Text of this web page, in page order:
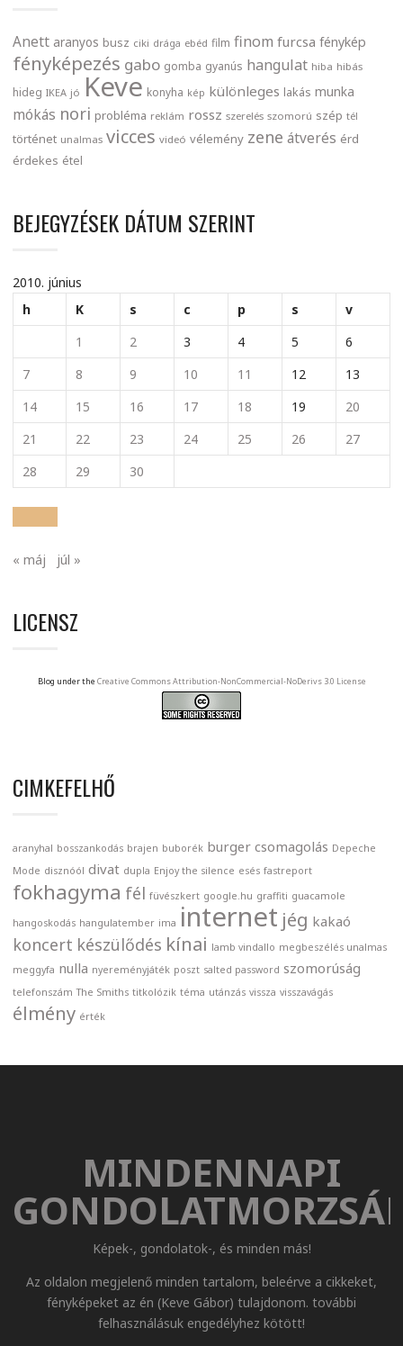
Anett aranyos busz ciki drága ebéd film finom furcsa fénykép
fényképezés gabo gomba gyanús hangulat hiba hibás
hideg IKEA jó Keve konyha kép különleges lakás munka
mókás nori probléma reklám rossz szerelés szomorú szép tél
történet unalmas vicces videó vélemény zene átverés érd
érdekes étel
BEJEGYZÉSEK DÁTUM SZERINT
2010. június
h
K s c p s
v
1
2 3 4 5
6
7
8 9 10 11 12
13
14
15 16 17 18 19
20
21
22 23 24 25 26
27
28
29 30
« máj júl »
LICENSZ
Blog under the Creative Commons Attribution-NonCommercial-NoDerivs 3.0 License
CIMKEFELHŐ
aranyhal bosszankodás brajen buborék burger csomagolás Depeche
Mode disznóól divat dupla Enjoy the silence esés fastreport
fokhagyma fél füvészkert google.hu graffiti guacamole
hangoskodás hangulatember ima internet jég kakaó
koncert készülődés kínai lamb vindallo megbeszélés unalmas
meggyfa nulla nyereményjáték poszt salted password szomorúság
telefonszám The Smiths titkolózik téma utánzás vissza visszavágás
élmény érték
MINDENNAPI
Képek-, gondolatok-, és minden más!
Az oldalon megjelenő minden tartalom, beleérve a cikkeket,
fényképeket az én (Keve Gábor) tulajdonom. további
felhasználásuk engedélyhez kötött!